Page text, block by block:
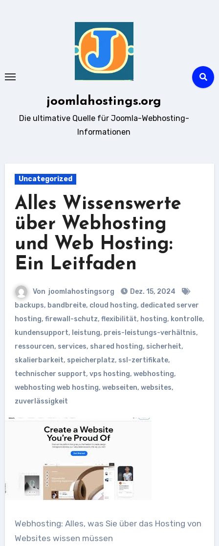
joomlahostings.org
Die ultimative Quelle für Joomla-Webhosting-
Informationen
Uncategorized
Alles Wissenswerte
über Webhosting
und Web Hosting:
Ein Leitfaden
Von joomlahostingsorg
Dez. 15, 2024
backups, bandbreite, cloud hosting, dedicated server
hosting, firewall-schutz, flexibilität, hosting, kontrolle,
kundensupport, leistung, preis-leistungs-verhältnis,
ressourcen, services, shared hosting, sicherheit,
skalierbarkeit, speicherplatz, ssl-zertifikate,
technischer support, vps hosting, webhosting,
webhosting web hosting, webseiten, websites,
zuverlässigkeit
Webhosting: Alles, was Sie über das Hosting von
Websites wissen müssen